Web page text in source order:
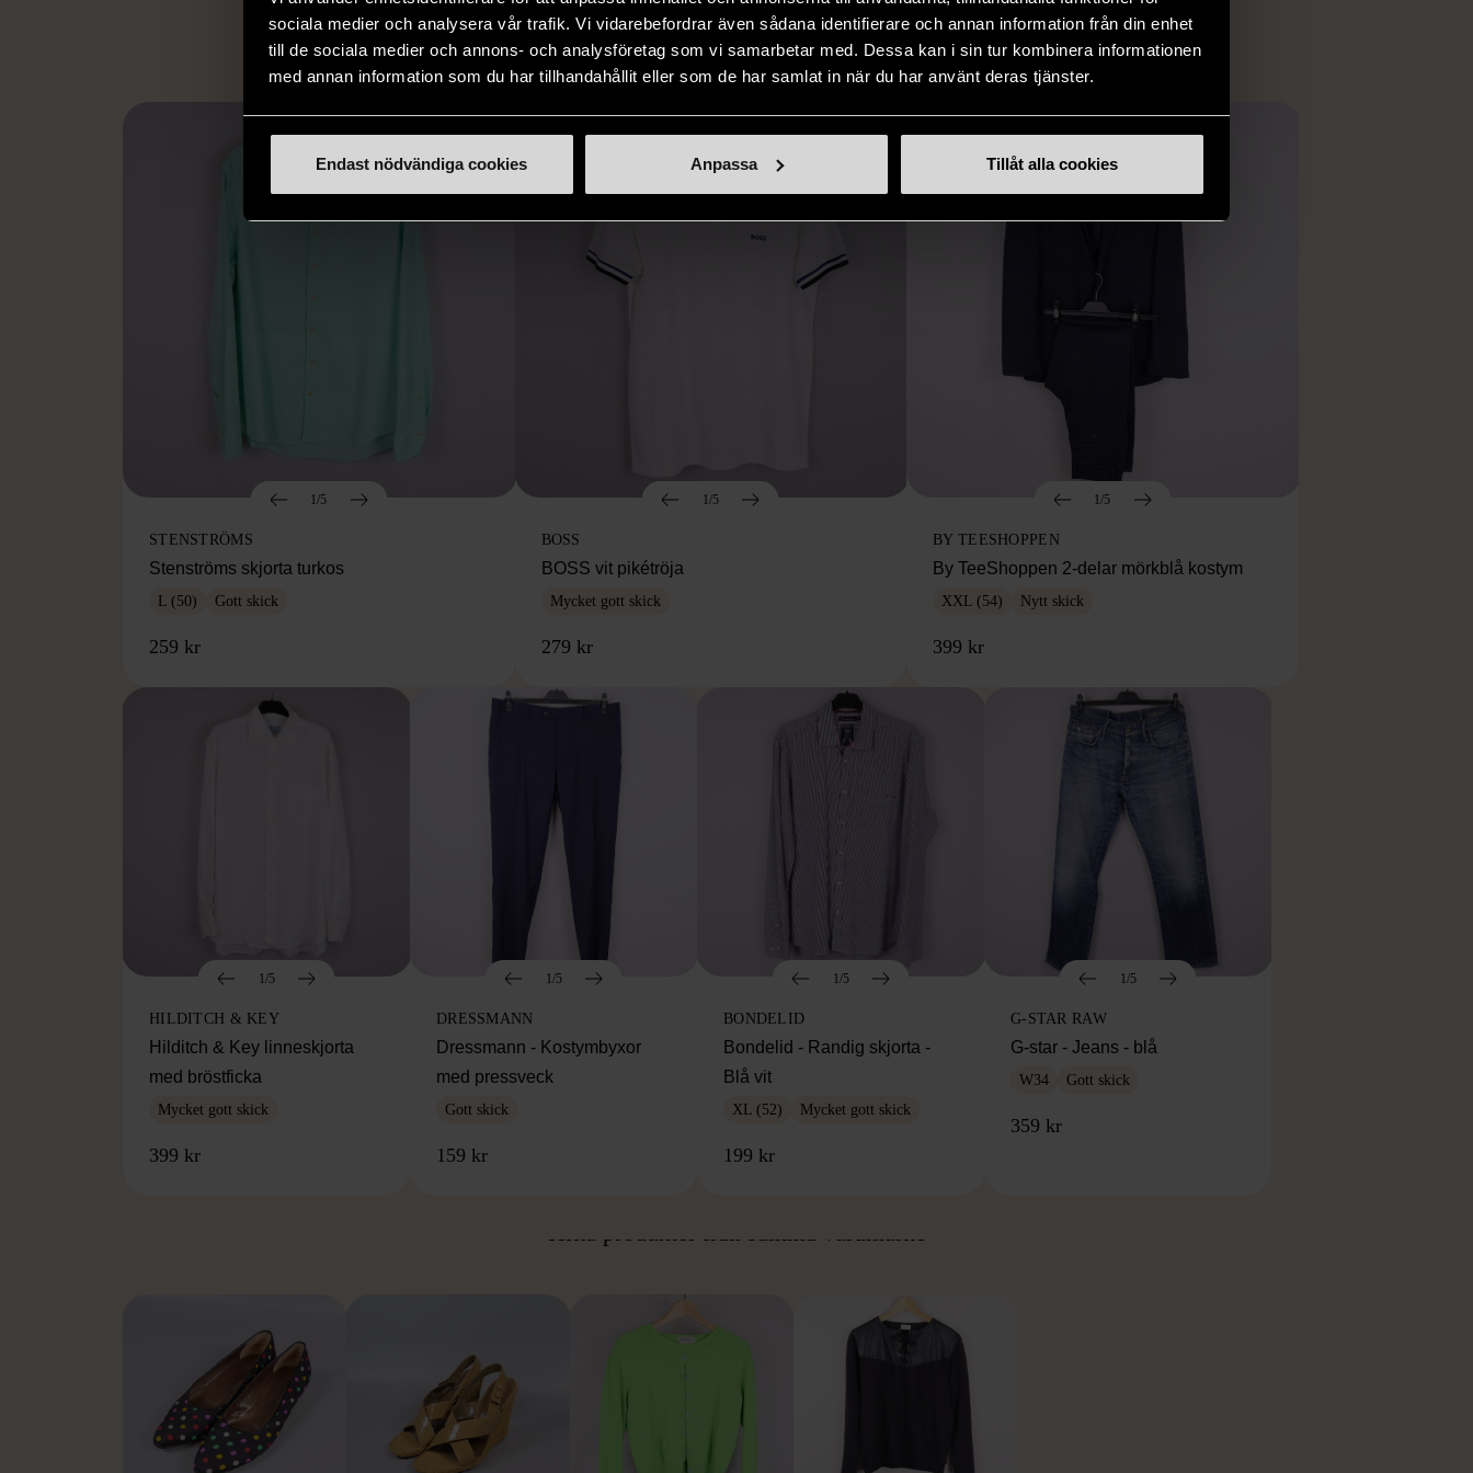
sociala medier och analysera vår trafik. Vi vidarebefordrar även sådana identifierare och annan information från din enhet
till de sociala medier och annons- och analysföretag som vi samarbetar med. Dessa kan i sin tur kombinera informationen
med annan information som du har tillhandahållit eller som de har samlat in när du har använt deras tjänster.
Endast nödvändiga cookies Anpassa Tillåt alla cookies
Hitta produkter som påminner om denna
1/5
STENSTRÖMS
Stenströms skjorta turkos
L (50) Gott skick
259 kr
1/5
BOSS
BOSS vit pikétröja
Mycket gott skick
279 kr
1/5
BY TEESHOPPEN
By TeeShoppen 2-delar mörkblå kostym
XXL (54) Nytt skick
399 kr
1/5
HILDITCH & KEY
Hilditch & Key linneskjorta
med bröstficka
Mycket gott skick
399 kr
1/5
DRESSMANN
Dressmann - Kostymbyxor
med pressveck
Gott skick
159 kr
1/5
BONDELID
Bondelid - Randig skjorta -
Blå vit
XL (52) Mycket gott skick
199 kr
1/5
G-STAR RAW
G-star - Jeans - blå
W34 Gott skick
359 kr
Hitta produkter från samma varumärke